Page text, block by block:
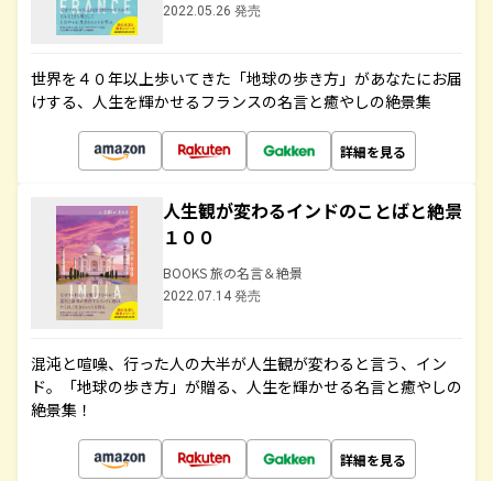
2022.05.26 発売
世界を４０年以上歩いてきた「地球の歩き方」があなたにお届
けする、人生を輝かせるフランスの名言と癒やしの絶景集
詳細を見る
人生観が変わるインドのことばと絶景
１００
BOOKS 旅の名言＆絶景
2022.07.14 発売
混沌と喧噪、行った人の大半が人生観が変わると言う、イン
ド。「地球の歩き方」が贈る、人生を輝かせる名言と癒やしの
絶景集！
詳細を見る